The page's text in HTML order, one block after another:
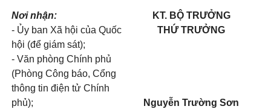
Nơi nhận:
- Ủy ban Xã hội của Quốc
hội (để giám sát);
- Văn phòng Chính phủ
(Phòng Công báo, Cổng
thông tin điện tử Chính
phủ);
KT. BỘ TRƯỞNG
THỨ TRƯỞNG
Nguyễn Trường Sơn